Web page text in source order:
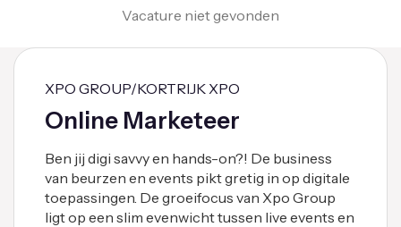
Vacature niet gevonden
XPO GROUP/KORTRIJK XPO
Online Marketeer
Ben jij digi savvy en hands-on?! De business
van beurzen en events pikt gretig in op digitale
toepassingen. De groeifocus van Xpo Group
ligt op een slim evenwicht tussen live events en